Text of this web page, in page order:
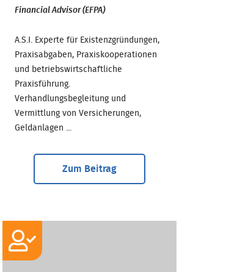
Financial Advisor (EFPA)
A.S.I. Experte für Existenzgründungen,
Praxisabgaben, Praxiskooperationen
und betriebswirtschaftliche
Praxisführung.
Verhandlungsbegleitung und
Vermittlung von Versicherungen,
Geldanlagen ...
Zum Beitrag